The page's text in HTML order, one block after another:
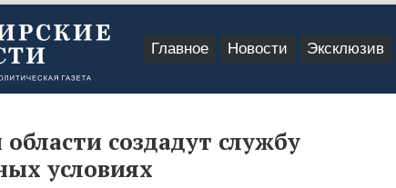
Главное Новости Эксклюзив
создадут службу
условиях